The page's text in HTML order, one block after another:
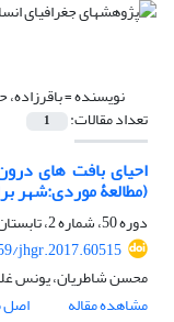
نویسنده =
تعداد مقالات: 1
احیای بافت های
(مطالعۀ موردی:شهر
دوره 50، شماره 2، تابستان 1397، صفحه
jhgr.2017.60515
محسن شاطریان، یونس
مشاهده مقاله
اصل